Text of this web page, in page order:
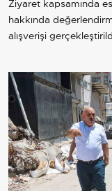
Ziyaret kapsamında
hakkında
alışverişi